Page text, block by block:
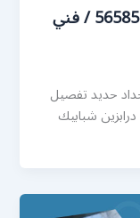
رقم حداد درج حديد الاندلس / 56585569 / فني
حديد تفصيل
شبابيك